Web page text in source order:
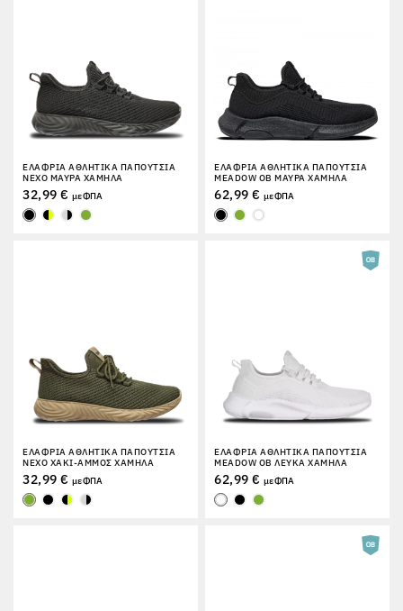
ΕΛΑΦΡΙΆ ΑΘΛΗΤΙΚΆ ΠΑΠΟΎΤΣΙΑ
NEXO ΜΑΎΡΑ ΧΑΜΗΛΆ
32,99 € με ΦΠΑ
ΕΛΑΦΡΙΆ ΑΘΛΗΤΙΚΆ ΠΑΠΟΎΤΣΙΑ
MEADOW OB ΜΑΎΡΑ ΧΑΜΗΛΆ
62,99 € με ΦΠΑ
ΕΛΑΦΡΙΆ ΑΘΛΗΤΙΚΆ ΠΑΠΟΎΤΣΙΑ
NEXO ΧΑΚΊ-ΆΜΜΟΣ ΧΑΜΗΛΆ
32,99 € με ΦΠΑ
ΕΛΑΦΡΙΆ ΑΘΛΗΤΙΚΆ ΠΑΠΟΎΤΣΙΑ
MEADOW OB ΛΕΥΚΆ ΧΑΜΗΛΆ
62,99 € με ΦΠΑ